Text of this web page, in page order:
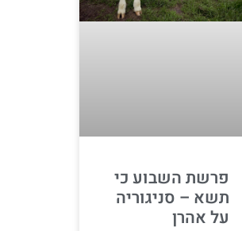
פרשת השבוע כי
תשא – סניגוריה
על אהרן